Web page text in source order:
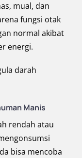
mual, dan
fungsi otak
normal akibat
energi.
darah
Manis
rendah atau
bisa mencoba